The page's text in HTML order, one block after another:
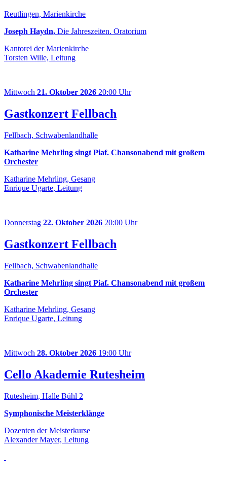
Reutlingen, Marienkirche
Joseph Haydn, Die Jahreszeiten. Oratorium
Kantorei der Marienkirche
Torsten Wille, Leitung
Mittwoch 21. Oktober 2026 20:00 Uhr
Gastkonzert Fellbach
Fellbach, Schwabenlandhalle
Katharine Mehrling singt Piaf. Chansonabend mit großem
Orchester
Katharine Mehrling, Gesang
Enrique Ugarte, Leitung
Donnerstag 22. Oktober 2026 20:00 Uhr
Gastkonzert Fellbach
Fellbach, Schwabenlandhalle
Katharine Mehrling singt Piaf. Chansonabend mit großem
Orchester
Katharine Mehrling, Gesang
Enrique Ugarte, Leitung
Mittwoch 28. Oktober 2026 19:00 Uhr
Cello Akademie Rutesheim
Rutesheim, Halle Bühl 2
Symphonische Meisterklänge
Dozenten der Meisterkurse
Alexander Mayer, Leitung